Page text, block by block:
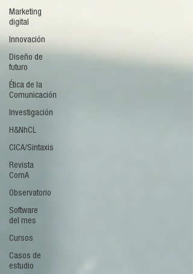
Marketing
digital
Innovación
Diseño de
futuro
Ética de la
Comunicación
Investigación
H&NhCL
CICA/Sintaxis
Revista
ComA
Observatorio
Software
del mes
Cursos
Casos de
estudio